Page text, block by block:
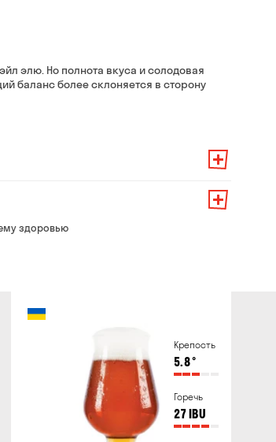
элю. Но полнота вкуса и солодовая
баланс более склоняется в сторону
заказа:
грн
здоровью
Крепость
5.8°
Горечь
27IBU